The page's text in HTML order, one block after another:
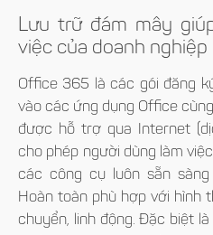
Lưu trữ đám mây
việc của doanh nghiệp
Office 365 là các gói đăng
vào các ứng dụng Office
được hỗ trợ qua Internet
cho phép người dùng làm
các công cụ luôn sẵn
Hoàn toàn phù hợp với hình
chuyển, linh động. Đặc biệt